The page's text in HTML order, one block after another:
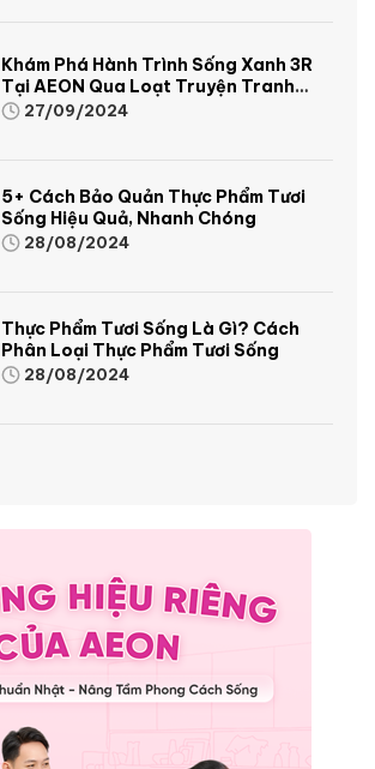
Khám Phá Hành Trình Sống Xanh 3R
Tại AEON Qua Loạt Truyện Tranh
Sinh Động Và Thú Vị
27/09/2024
5+ Cách Bảo Quản Thực Phẩm Tươi
Sống Hiệu Quả, Nhanh Chóng
28/08/2024
Thực Phẩm Tươi Sống Là Gì? Cách
Phân Loại Thực Phẩm Tươi Sống
28/08/2024